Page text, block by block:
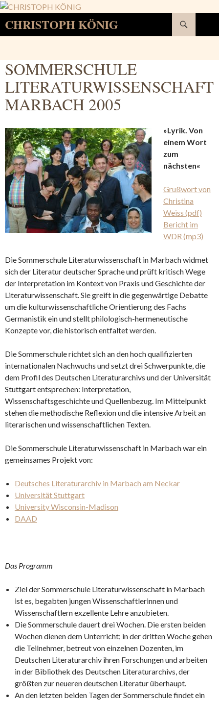
CHRISTOPH KÖNIG
SOMMERSCHULE
LITERATURWISSENSCHAFT
MARBACH 2005
»Lyrik. Von
einem Wort
zum
nächsten«
Grußwort von
Christina
Weiss (pdf)
Bericht im
WDR (mp3)
Die Sommerschule Literaturwissenschaft in Marbach widmet
sich der Literatur deutscher Sprache und prüft kritisch Wege
der Interpretation im Kontext von Praxis und Geschichte der
Literaturwissenschaft. Sie greift in die gegenwärtige Debatte
um die kulturwissenschaftliche Orientierung des Fachs
Germanistik ein und stellt philologisch-hermeneutische
Konzepte vor, die historisch entfaltet werden.
Die Sommerschule richtet sich an den hoch qualifizierten
internationalen Nachwuchs und setzt drei Schwerpunkte, die
dem Profil des Deutschen Literaturarchivs und der Universität
Stuttgart entsprechen: Interpretation,
Wissenschaftsgeschichte und Quellenbezug. Im Mittelpunkt
stehen die methodische Reflexion und die intensive Arbeit an
literarischen und wissenschaftlichen Texten.
Die Sommerschule Literaturwissenschaft in Marbach war ein
gemeinsames Projekt von:
Deutsches Literaturarchiv in Marbach am Neckar
Universität Stuttgart
University Wisconsin-Madison
DAAD
Das Programm
Ziel der Sommerschule Literaturwissenschaft in Marbach
ist es, begabten jungen Wissenschaftlerinnen und
Wissenschaftlern exzellente Lehre anzubieten.
Die Sommerschule dauert drei Wochen. Die ersten beiden
Wochen dienen dem Unterricht; in der dritten Woche gehen
die Teilnehmer, betreut von einzelnen Dozenten, im
Deutschen Literaturarchiv ihren Forschungen und arbeiten
in der Bibliothek des Deutschen Literaturarchivs, der
größten zur neueren deutschen Literatur überhaupt.
An den letzten beiden Tagen der Sommerschule findet ein